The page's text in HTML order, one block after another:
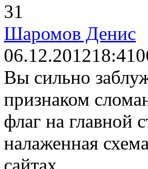
31
Шаромов Денис
06.12.201218:41
Вы сильно
признаком
флаг на главной
налаженная
сайтах.